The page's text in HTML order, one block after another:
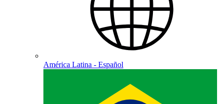
América Latina - Español